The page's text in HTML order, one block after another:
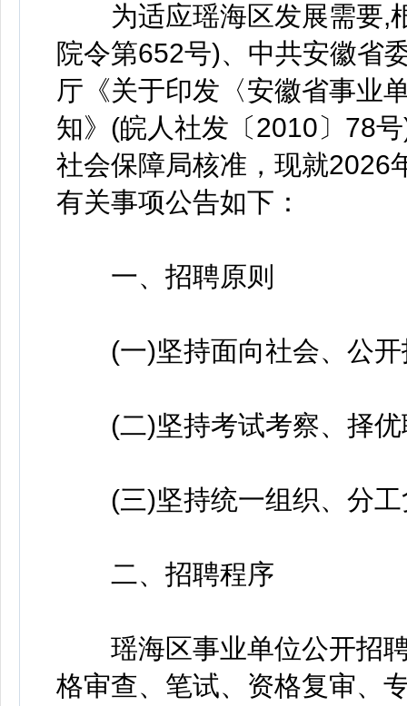
为适应瑶海区发展需要,
院令第652号)、中共安徽省
厅《关于印发〈安徽省事业
知》(皖人社发〔2010〕78
社会保障局核准，现就2026
有关事项公告如下：
一、招聘原则
(一)坚持面向社会、公开
(二)坚持考试考察、择优
(三)坚持统一组织、分工
二、招聘程序
瑶海区事业单位公开招聘
格审查、笔试、资格复审、